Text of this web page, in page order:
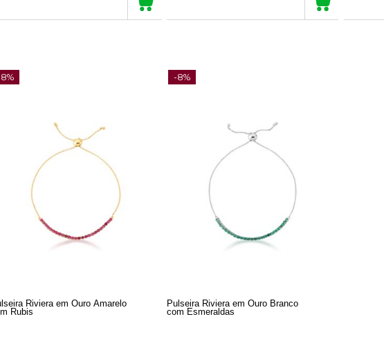
Riviera em Ouro Amarelo
Rubis
-8%
Pulseira Riviera em Ouro Branco
com Esmeraldas